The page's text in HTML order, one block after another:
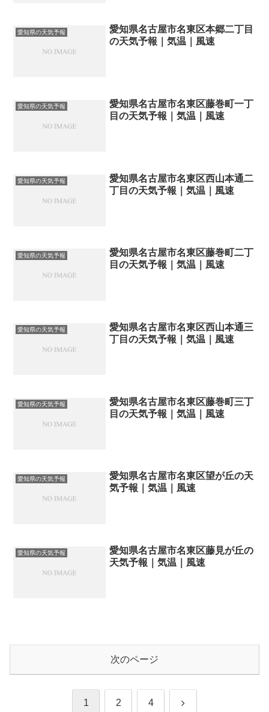
愛知県の天気予報
愛知県名古屋市名東区本郷二丁目
の天気予報｜気温｜風速
愛知県の天気予報
愛知県名古屋市名東区藤巻町一丁
目の天気予報｜気温｜風速
愛知県の天気予報
愛知県名古屋市名東区西山本通二
丁目の天気予報｜気温｜風速
愛知県の天気予報
愛知県名古屋市名東区藤巻町二丁
目の天気予報｜気温｜風速
愛知県の天気予報
愛知県名古屋市名東区西山本通三
丁目の天気予報｜気温｜風速
愛知県の天気予報
愛知県名古屋市名東区藤巻町三丁
目の天気予報｜気温｜風速
愛知県の天気予報
愛知県名古屋市名東区望が丘の天
気予報｜気温｜風速
愛知県の天気予報
愛知県名古屋市名東区藤見が丘の
天気予報｜気温｜風速
次のページ
1 2 4 次